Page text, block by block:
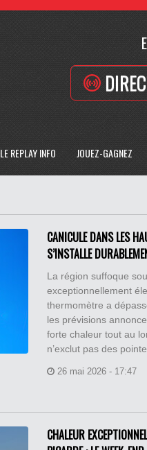
LE REPLAY INFO JOUEZ-GAGNEZ
CANICULE DANS LES
S’INSTALLE
La région suffoque
exceptionnellement
thermomètre a
les prévisions
forte chaleur tout au
n’exclut pas des
26 mai 2026 - 17:47
CHALEUR